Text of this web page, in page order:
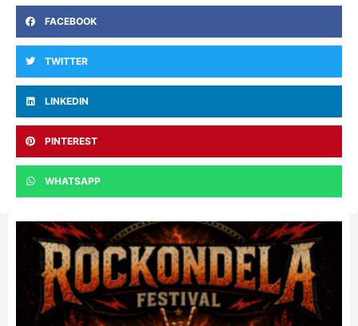
FACEBOOK
TWITTER
LINKEDIN
PINTEREST
WHATSAPP